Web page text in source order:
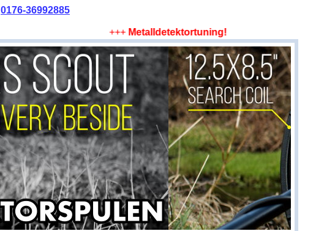
0176-36992885
+++Metalldetektortuning! Mehr Tiefe, mehr Fläche,